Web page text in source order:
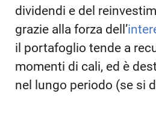
dividendi e del
grazie alla forza dell’
il portafoglio tende a
momenti di cali, ed è
nel lungo periodo (se si